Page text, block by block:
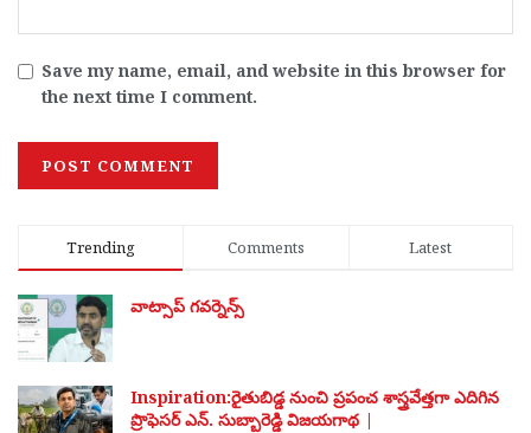
Save my name, email, and website in this browser for
the next time I comment.
Trending Comments Latest
వాట్సాప్ గవర్నెన్స్
Inspiration:రైతుబిడ్డ నుంచి ప్రపంచ శాస్త్రవేత్తగా ఎదిగిన
ప్రొఫెసర్ ఎన్. సుబ్బారెడ్డి విజయగాథ |